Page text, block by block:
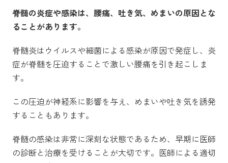
脊髄の炎症や感染は、腰痛、吐き気、めまいの原因とな
ることがあります。
脊髄炎はウイルスや細菌による感染が原因で発症し、炎
症が脊髄を圧迫することで激しい腰痛を引き起こしま
す。
この圧迫が神経系に影響を与え、めまいや吐き気を誘発
することもあります。
脊髄の感染は非常に深刻な状態であるため、早期に医師
の診断と治療を受けることが大切です。医師による適切